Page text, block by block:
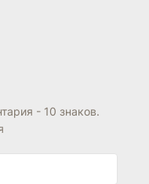
- 10 знаков.